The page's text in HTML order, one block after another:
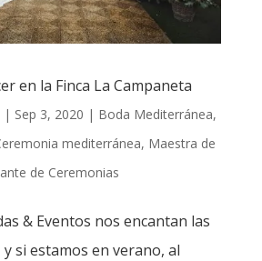
en la Finca La Campaneta
| Sep 3, 2020 | Boda Mediterránea,
mediterránea, Maestra de
de Ceremonias
& Eventos nos encantan las
si estamos en verano, al